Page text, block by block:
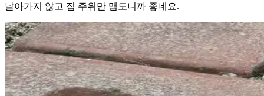
날아가지 않고 집 주위만 맴도니까 좋네요.